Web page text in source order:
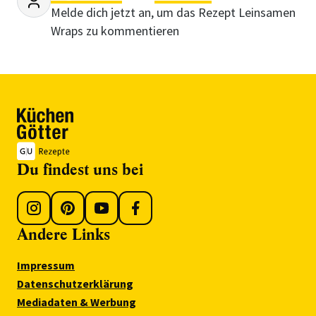
Melde dich jetzt an, um das Rezept Leinsamen
Wraps zu kommentieren
Du findest uns bei
Andere Links
Impressum
Datenschutzerklärung
Mediadaten & Werbung